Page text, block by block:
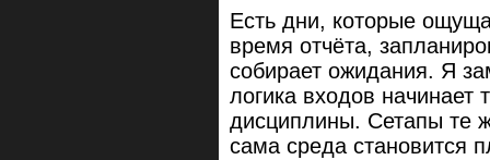
Есть дни, которые
время отчёта,
собирает ожидания. Я
логика входов начинает
дисциплины. Сетапы те
сама среда становится